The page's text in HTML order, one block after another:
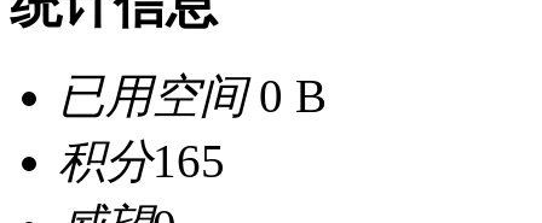
已用空间0 B
积分165